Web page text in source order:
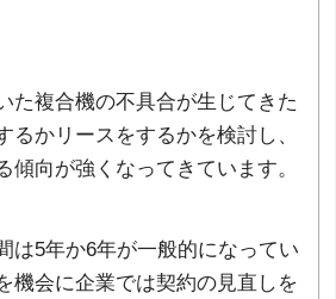
た複合機の不具合が生じてきた
るかリースをするかを検討し、
傾向が強くなってきています。
は5年か6年が一般的になってい
機会に企業では契約の見直しを